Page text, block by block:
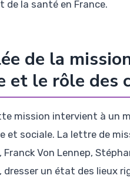
de la santé en France.
de la
et le rôle des
mission intervient à un
et sociale. La lettre de
Von Lennep,
dresser un état des lieux